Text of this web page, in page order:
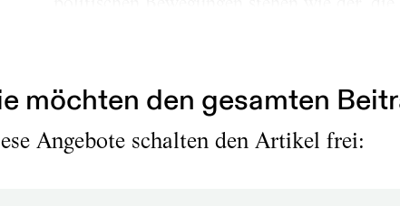
möchten den gesamten
Angebote schalten den Artikel frei: